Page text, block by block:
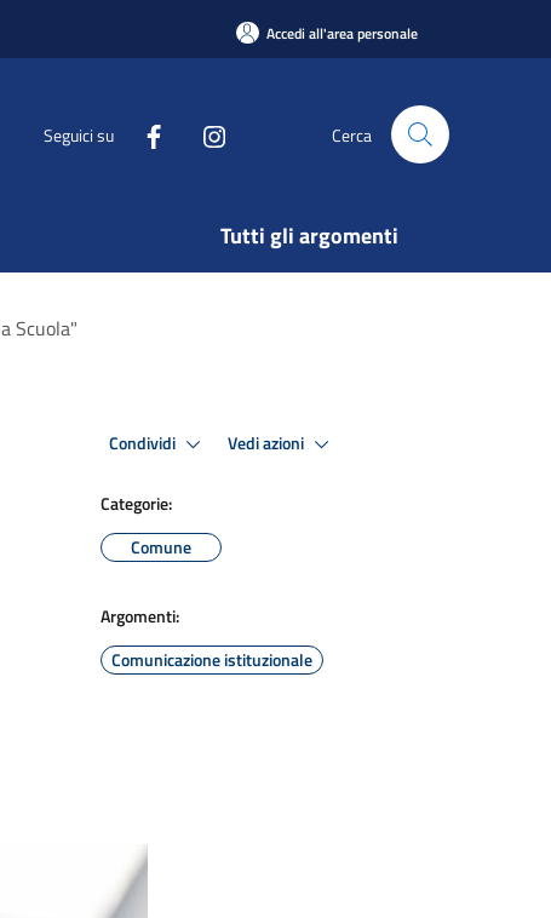
Accedi all'area personale
Seguici su Cerca
Tutti gli argomenti
Scuola"
Condividi Vedi azioni
Categorie:
Comune
Argomenti:
Comunicazione istituzionale